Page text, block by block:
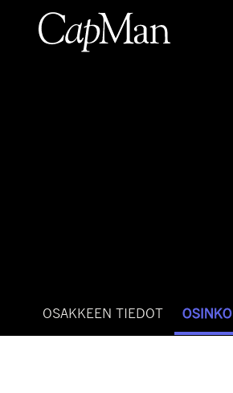
Hyppää
sisältöön
OSAKKEEN TIEDOT OSINKO